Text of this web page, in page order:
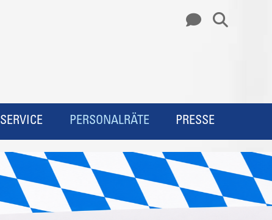
SERVICE PERSONALRÄTE PRESSE